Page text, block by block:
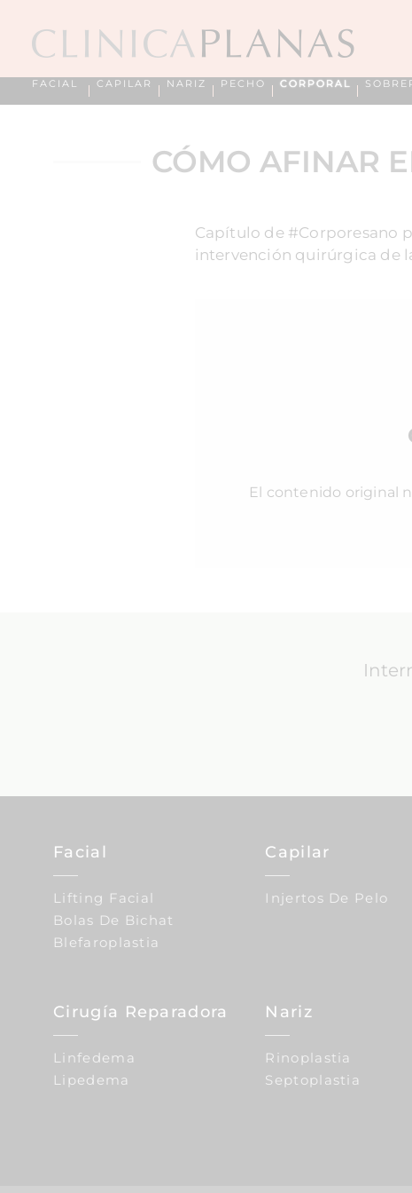
FACIAL CAPILAR NARIZ PECHO CORPORAL
CÓMO AFINAR
Capítulo de #Corporesano
intervención quirúrgica de
El contenido original
Facial
Lifting Facial
Bolas De Bichat
Blefaroplastia
Cirugía Reparadora
Linfedema
Lipedema
Capilar
Injertos De Pelo
Nariz
Rinoplastia
Septoplastia